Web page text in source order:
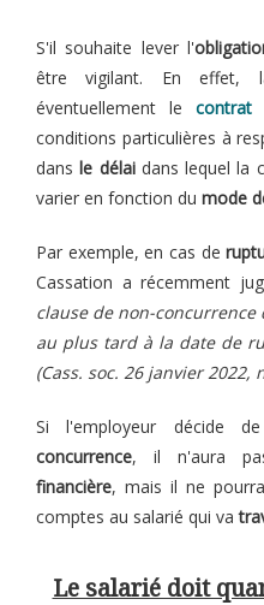
S'il souhaite lever l'
être vigilant. En
éventuellement lecontrat
conditions particulières à
dansle délaidans lequel la
varier en fonction du mode
Par exemple, en cas de
Cassation a récemment
clause de non-
au plus tard à la date de
(Cass. soc. 26 janvier 2022,
Si l'employeur décide
concurrence, il n'aura
financière, mais il ne
comptes au salarié qui va
Le salarié doit